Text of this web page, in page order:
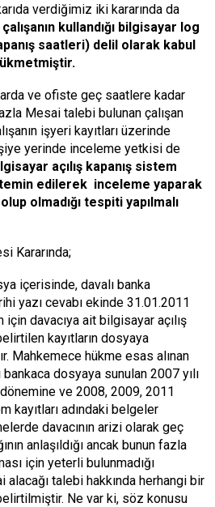
verdiğimiz iki kararında da
kullandığı bilgisayar log
saatleri) delil olarak kabul
ve ofiste geç saatlere kadar
Mesai talebi bulunan çalışan
işyeri kayıtları üzerinde
yerinde inceleme yetkisi de
açılış kapanış sistem
temin edilerek inceleme yaparak
olmadığı tespiti yapılmalı
Kararında;
içerisinde, davalı banka
yazı cevabı ekinde 31.01.2011
davacıya ait bilgisayar açılış
kayıtların dosyaya
Mahkemece hükme esas alınan
dosyaya sunulan 2007 yılı
dönemine ve 2008, 2009, 2011
kayıtları adındaki belgeler
davacının arizi olarak geç
anlaşıldığı ancak bunun fazla
için yeterli bulunmadığı
talebi hakkında herhangi bir
Ne var ki, söz konusu